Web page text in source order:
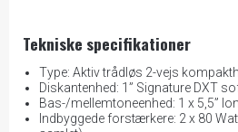
Tekniske specifikationer
Type: Aktiv trådløs 2-vejs
Diskantenhed: 1” Signature DXT
Bas-/mellemtoneenhed: 1 x 5,5”
Indbyggede forstærkere: 2 x 80